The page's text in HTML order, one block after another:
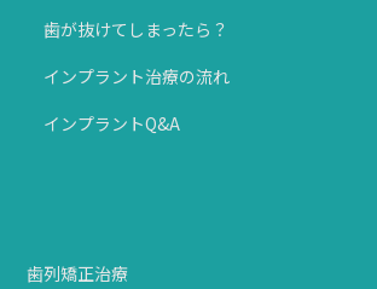
歯が抜けてしまったら？
インプラント治療の流れ
インプラントQ&A
歯列矯正治療